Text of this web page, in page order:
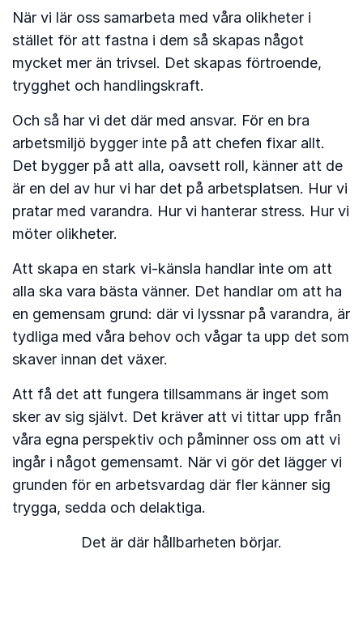
När vi lär oss samarbeta med våra olikheter i
stället för att fastna i dem så skapas något
mycket mer än trivsel. Det skapas förtroende,
trygghet och handlingskraft.
Och så har vi det där med ansvar. För en bra
arbetsmiljö bygger inte på att chefen fixar allt.
Det bygger på att alla, oavsett roll, känner att de
är en del av hur vi har det på arbetsplatsen. Hur vi
pratar med varandra. Hur vi hanterar stress. Hur vi
möter olikheter.
Att skapa en stark vi-känsla handlar inte om att
alla ska vara bästa vänner. Det handlar om att ha
en gemensam grund: där vi lyssnar på varandra, är
tydliga med våra behov och vågar ta upp det som
skaver innan det växer.
Att få det att fungera tillsammans är inget som
sker av sig självt. Det kräver att vi tittar upp från
våra egna perspektiv och påminner oss om att vi
ingår i något gemensamt. När vi gör det lägger vi
grunden för en arbetsvardag där fler känner sig
trygga, sedda och delaktiga.
Det är där hållbarheten börjar.